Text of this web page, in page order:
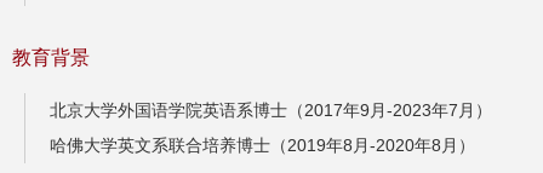
教育背景
北京大学外国语学院英语系博士（2017年9月-2023年7月）
哈佛大学英文系联合培养博士（2019年8月-2020年8月）